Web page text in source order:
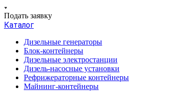
Подать заявку
Каталог
Дизельные генераторы
Блок-контейнеры
Дизельные электростанции
Дизель-насосные установки
Рефрижераторные контейнеры
Майнинг-контейнеры